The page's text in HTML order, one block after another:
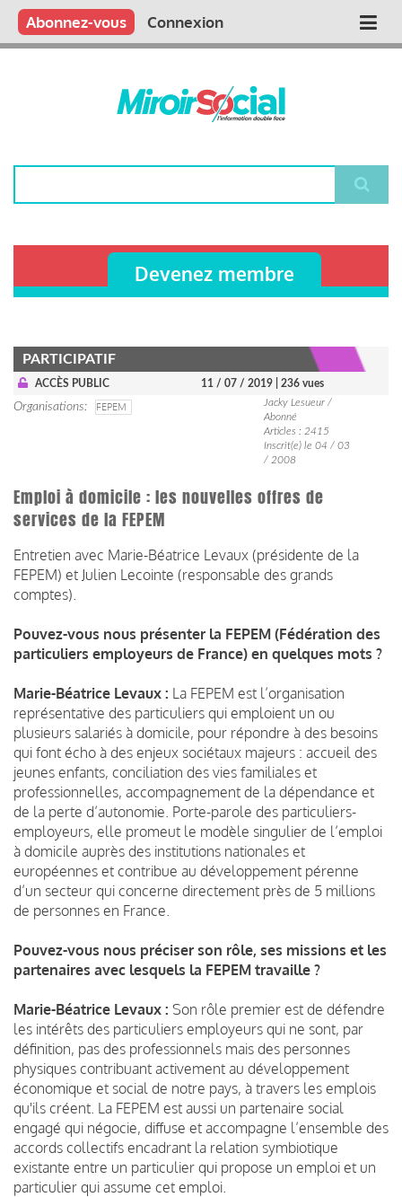
Aller
contenu
Main
Qui sommes nous ?
Vous publiez
Nous publions
Contactez-nous
Abonnez-vous Connexion
Devenez membre
PARTICIPATIF
ACCÈS PUBLIC 11 / 07 / 2019 | 236 vues
Organisations FEPEM
Jacky Lesueur /
Abonné
Articles : 2415
Inscrit(e) le 04 / 03
/ 2008
Emploi à domicile : les nouvelles offres de
services de la FEPEM
Entretien avec Marie-Béatrice Levaux (présidente de la
FEPEM) et Julien Lecointe (responsable des grands
comptes).
Pouvez-vous nous présenter la FEPEM (Fédération des
particuliers employeurs de France) en quelques mots ?
Marie-Béatrice Levaux : La FEPEM est l’organisation
représentative des particuliers qui emploient un ou
plusieurs salariés à domicile, pour répondre à des besoins
qui font écho à des enjeux sociétaux majeurs : accueil des
jeunes enfants, conciliation des vies familiales et
professionnelles, accompagnement de la dépendance et
de la perte d’autonomie. Porte-parole des particuliers-
employeurs, elle promeut le modèle singulier de l’emploi
à domicile auprès des institutions nationales et
européennes et contribue au développement pérenne
d’un secteur qui concerne directement près de 5 millions
de personnes en France.
Pouvez-vous nous préciser son rôle, ses missions et les
partenaires avec lesquels la FEPEM travaille ?
Marie-Béatrice Levaux : Son rôle premier est de défendre
les intérêts des particuliers employeurs qui ne sont, par
définition, pas des professionnels mais des personnes
physiques contribuant activement au développement
économique et social de notre pays, à travers les emplois
qu'ils créent. La FEPEM est aussi un partenaire social
engagé qui négocie, diffuse et accompagne l’ensemble des
accords collectifs encadrant la relation symbiotique
existante entre un particulier qui propose un emploi et un
particulier qui assume cet emploi.